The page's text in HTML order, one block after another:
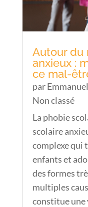
Autour du
anxieux :
ce mal-
par
Non classé
La phobie
scolaire
complexe qui
enfants et
des formes
multiples
constitue une